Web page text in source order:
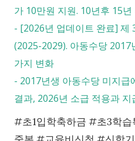
가 10만원 지원. 10년후 15
- [2026년 업데이트 완료] 제
(2025-2029). 아동수당 2017
가지 변화
- 2017년생 아동수당 미지급
결과, 2026년 소급 적용과 지
#초1입학축하금 #초3학